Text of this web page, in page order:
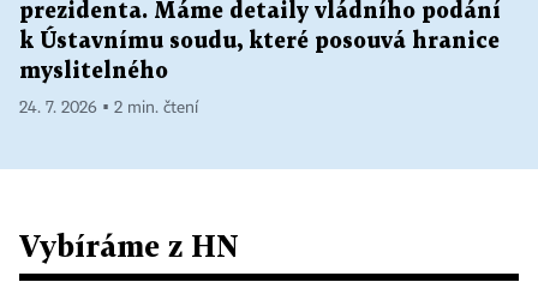
prezidenta. Máme detaily vládního podání
k Ústavnímu soudu, které posouvá hranice
myslitelného
24. 7. 2026 ▪ 2 min. čtení
Vybíráme z HN